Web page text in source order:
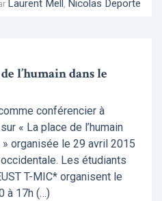
Laurent Mell , Nicolas Deporte
l’humain dans le
conférencier à
« La place de l’humain
organisée le 29 avril 2015
Les étudiants
T-MIC* organisent le
à 17h (…)